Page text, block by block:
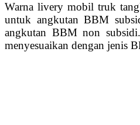
Warna livery mobil truk
untuk angkutan BBM
angkutan BBM non
menyesuaikan dengan jenis